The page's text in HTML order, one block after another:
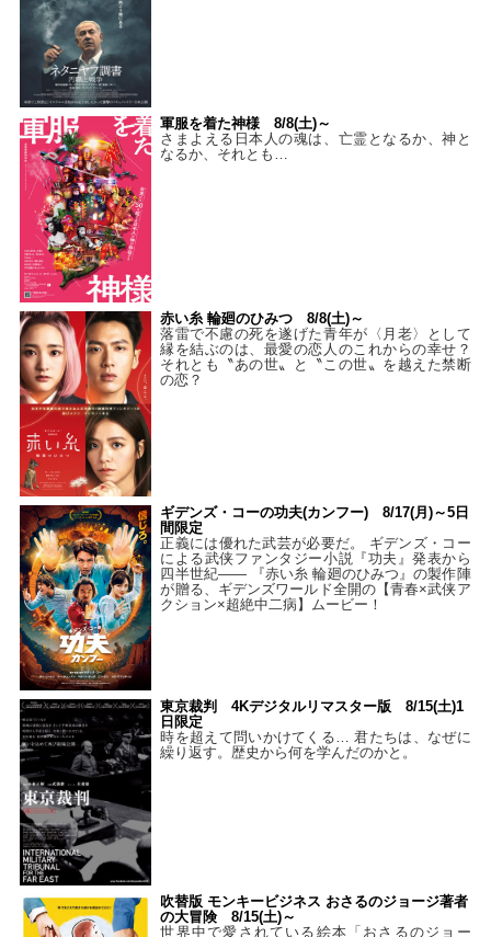
軍服を着た神様 8/8(土)～
さまよえる日本人の魂は、亡霊となるか、神と
なるか、それとも…
赤い糸 輪廻のひみつ 8/8(土)～
落雷で不慮の死を遂げた青年が〈月老〉として
縁を結ぶのは、最愛の恋人のこれからの幸せ？
それとも〝あの世〟と〝この世〟を越えた禁断
の恋？
ギデンズ・コーの功夫(カンフー) 8/17(月)～5日
間限定
正義には優れた武芸が必要だ。 ギデンズ・コー
による武侠ファンタジー小説『功夫』発表から
四半世紀―― 『赤い糸 輪廻のひみつ』の製作陣
が贈る、ギデンズワールド全開の【青春×武侠ア
クション×超絶中二病】ムービー！
東京裁判 4Kデジタルリマスター版 8/15(土)1
日限定
時を超えて問いかけてくる… 君たちは、なぜに
繰り返す。歴史から何を学んだのかと。
吹替版 モンキービジネス おさるのジョージ著者
の大冒険 8/15(土)～
世界中で愛されている絵本「おさるのジョー